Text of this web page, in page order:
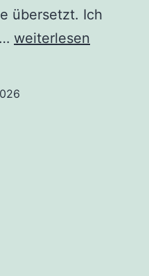
übersetzt. Ich
2026
weiterlesen